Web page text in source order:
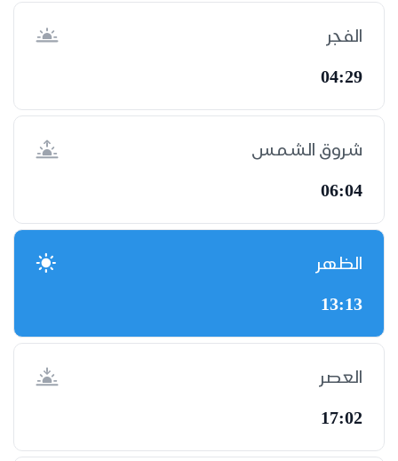
الفجر
04:29
شروق الشمس
06:04
الظهر
13:13
العصر
17:02